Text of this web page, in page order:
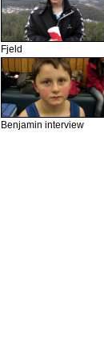
Fjeld
Benjamin interview